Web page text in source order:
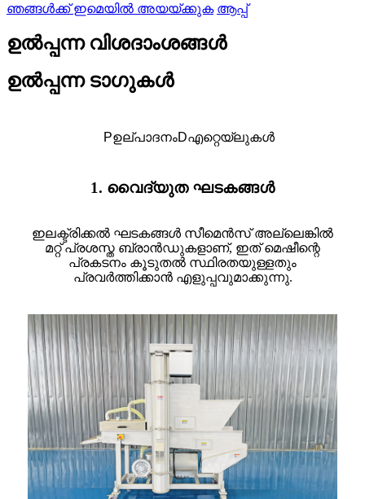
ഞങ്ങൾക്ക് ഇമെയിൽ അയയ്ക്കുക ആപ്പ്
ഉൽപ്പന്ന വിശദാംശങ്ങൾ
ഉൽപ്പന്ന ടാഗുകൾ
Pഉല്പാദനംDഎറ്റെയ്‌ലുകൾ
1. വൈദ്യുത ഘടകങ്ങൾ
ഇലക്ട്രിക്കൽ ഘടകങ്ങൾ സീമെൻസ് അല്ലെങ്കിൽ
മറ്റ് പ്രശസ്ത ബ്രാൻഡുകളാണ്, ഇത് മെഷീന്റെ
പ്രകടനം കൂടുതൽ സ്ഥിരതയുള്ളതും
പ്രവർത്തിക്കാൻ എളുപ്പവുമാക്കുന്നു.